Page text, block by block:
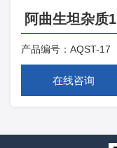
阿曲生坦杂质1
产品编号： AQST-17
在线咨询